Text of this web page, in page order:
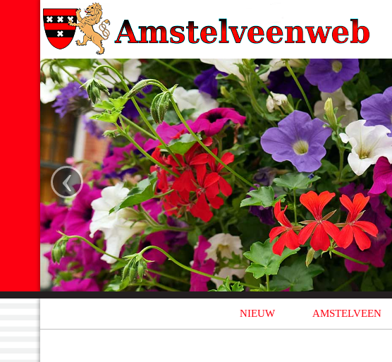
‹
NIEUW AMSTELVEEN